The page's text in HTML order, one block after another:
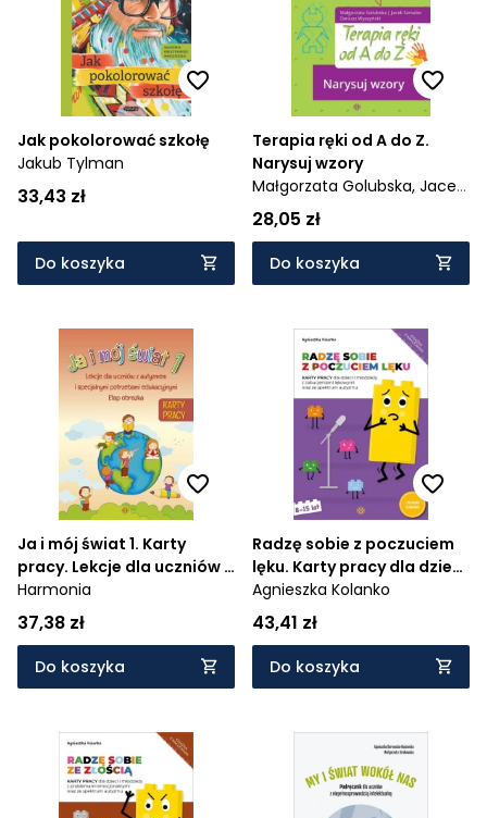
Jak pokolorować szkołę
Jakub Tylman
33,43 zł
Do koszyka
Terapia ręki od A do Z.
Narysuj wzory
Małgorzata Golubska, Jacek
Szmalec,
28,05 zł
Do koszyka
Ja i mój świat 1. Karty
pracy. Lekcje dla uczniów z
autyzmem i specjalnymi
potrzebami edukacyjnymi.
Etap obrazka
Harmonia
37,38 zł
Do koszyka
Radzę sobie z poczuciem
lęku. Karty pracy dla dzieci
i młodzieży z zaburzeniami
lękowymi oraz ze spektrum
autyzmu
Agnieszka Kolanko
43,41 zł
Do koszyka